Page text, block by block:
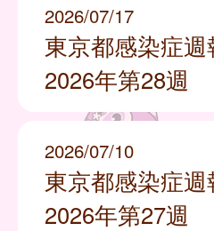
2026/07/17
東京都感染症週
2026年第28週
2026/07/10
東京都感染症週
2026年第27週